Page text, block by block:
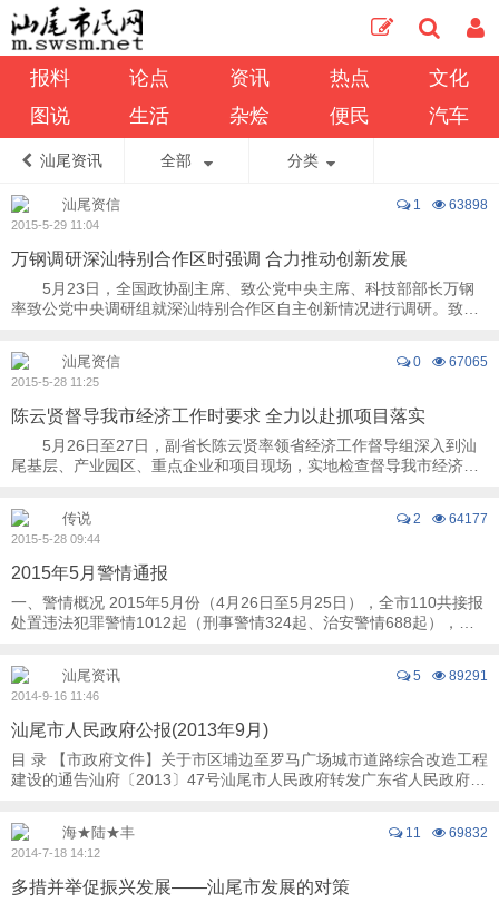
报料 论点 资讯 热点
文化
图说
生活 杂烩 便民 汽车
汕尾资讯 全部 分类
1 63898
汕尾资信
2015-5-29 11:04
万钢调研深汕特别合作区时强调 合力推动创新发展
5月23日，全国政协副主席、致公党中央主席、科技部部长万钢
率致公党中央调研组就深汕特别合作区自主创新情况进行调研。致公
0 67065
汕尾资信
2015-5-28 11:25
陈云贤督导我市经济工作时要求 全力以赴抓项目落实
5月26日至27日，副省长陈云贤率领省经济工作督导组深入到汕
尾基层、产业园区、重点企业和项目现场，实地检查督导我市经济工
2 64177
传说
2015-5-28 09:44
2015年5月警情通报
一、警情概况 2015年5月份（4月26日至5月25日），全市110共接报
处置违法犯罪警情1012起（刑事警情324起、治安警情688起），同
5 89291
汕尾资讯
2014-9-16 11:46
汕尾市人民政府公报(2013年9月)
目 录 【市政府文件】关于市区埔边至罗马广场城市道路综合改造工程
建设的通告汕府〔2013〕47号汕尾市人民政府转发广东省人民政府关
11 69832
海★陆★丰
2014-7-18 14:12
多措并举促振兴发展——汕尾市发展的对策